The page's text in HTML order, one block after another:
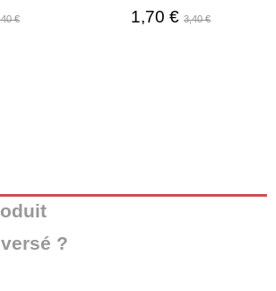
€ 1,70 €3,40 €
?